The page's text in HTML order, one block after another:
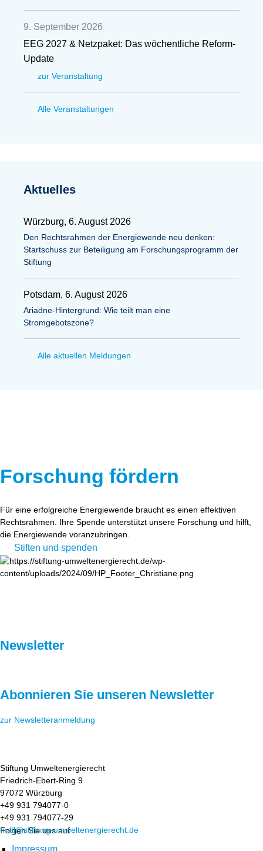
9. September 2026
EEG 2027 & Netzpaket: Das wöchentliche Reform-
Update
zur Veranstaltung
Alle Veranstaltungen
Aktuelles
Würzburg, 6. August 2026
Den Rechtsrahmen der Energiewende neu denken:
Startschuss zur Beteiligung am Forschungsprogramm der
Stiftung
Potsdam, 6. August 2026
Ariadne-Hintergrund: Wie teilt man eine
Stromgebotszone?
Alle aktuellen Meldungen
Forschung fördern
Für eine erfolgreiche Energiewende braucht es einen effektiven
Rechtsrahmen. Ihre Spende unterstützt unsere Forschung und hilft,
die Energiewende voranzubringen.
Stiften und spenden
Newsletter
Abonnieren Sie unseren Newsletter
zur Newsletteranmeldung
Stiftung Umweltenergierecht
Friedrich-Ebert-Ring 9
97072 Würzburg
+49 931 794077-0
+49 931 794077-29
mail@stiftung-umweltenergierecht.de
Folgen Sie uns auf
Impressum